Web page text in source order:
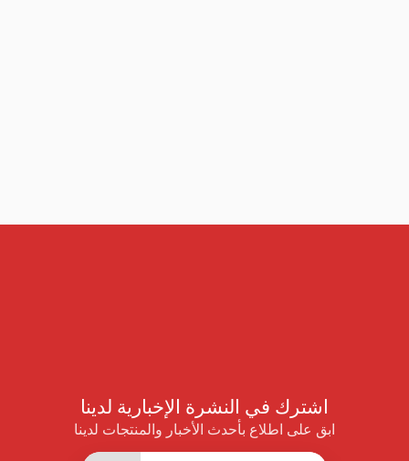
اشترك في النشرة الإخبارية لدينا
ابق على اطلاع بأحدث الأخبار والمنتجات لدينا